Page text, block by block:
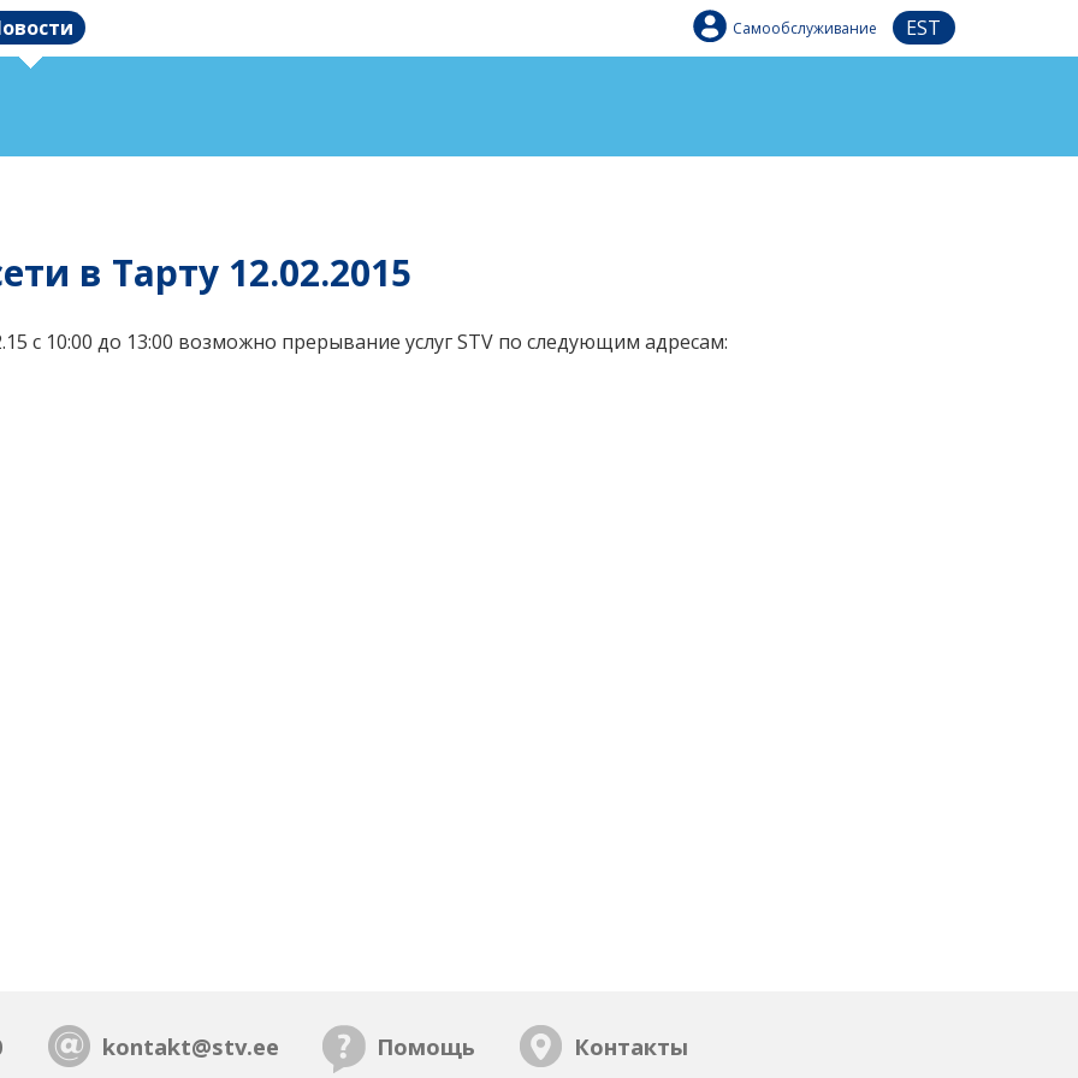
Самообслуживание EST
в Тарту 12.02.2015
с 10:00 до 13:00 возможно прерывание услуг STV по следующим адресам:
kontakt@stv.ee Помощь Контакты